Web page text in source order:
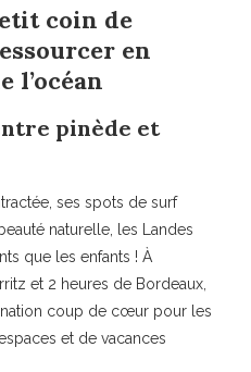
coin de
en
l’océan
pinède et
ses spots de surf
naturelle, les Landes
que les enfants ! À
et 2 heures de Bordeaux,
coup de cœur pour les
et de vacances